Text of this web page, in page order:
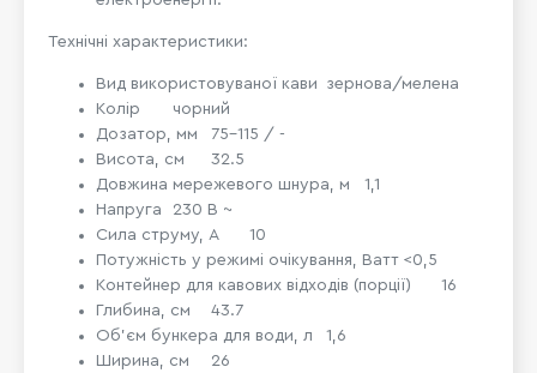
Технічні характеристики:
Вид використовуваної кави
зернова/мелена
Колір
чорний
Дозатор, мм
75-115 / -
Висота, см
32.5
Довжина мережевого шнура, м
1,1
Напруга
230 В ~
Сила струму, A
10
Потужність у режимі очікування, Ватт <0,5
Контейнер для кавових відходів (порції)
16
Глибина, см
43.7
Об'єм бункера для води, л
1,6
Ширина, см
26